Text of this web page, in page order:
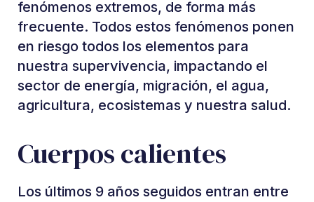
fenómenos extremos, de forma más
frecuente. Todos estos fenómenos ponen
en riesgo todos los elementos para
nuestra supervivencia, impactando el
sector de energía, migración, el agua,
agricultura, ecosistemas y nuestra salud.
Cuerpos calientes
Los últimos 9 años seguidos entran entre